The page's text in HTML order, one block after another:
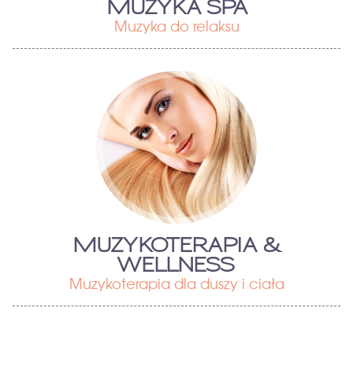
MUZYKA SPA
Muzyka do relaksu
MUZYKOTERAPIA &
WELLNESS
Muzykoterapia dla duszy i ciała